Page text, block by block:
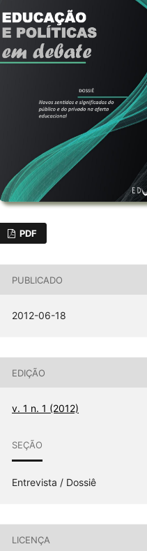
PDF
PUBLICADO
2012-06-18
EDIÇÃO
v. 1 n. 1 (2012)
SEÇÃO
Entrevista / Dossiê
LICENÇA